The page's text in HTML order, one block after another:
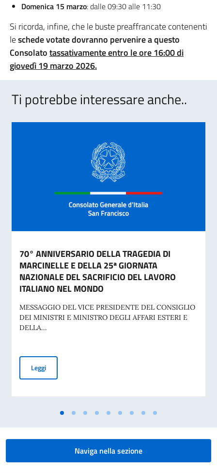
Domenica 15 marzo: dalle 09:30 alle 11:30
Si ricorda, infine, che le buste preaffrancate contenenti
leschede votate dovranno pervenire a questo
Consolatotassativamente entro le ore 16:00 di
giovedì 19 marzo 2026.
Ti potrebbe interessare anche..
70° ANNIVERSARIO DELLA TRAGEDIA DI
MARCINELLE E DELLA 25ª GIORNATA
NAZIONALE DEL SACRIFICIO DEL LAVORO
ITALIANO NEL MONDO
MESSAGGIO DEL VICE PRESIDENTE DEL CONSIGLIO
DEI MINISTRI E MINISTRO DEGLI AFFARI ESTERI E
DELLA...
Leggi70° ANNIVERSARIO DELLA TRAGEDIA DI MARCINELLE E
Naviga nella sezione